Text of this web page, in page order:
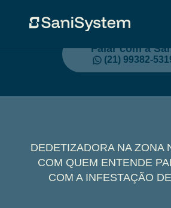
Falar com a
(21) 99382-
DEDETIZADORA NA ZONA
COM QUEM ENTENDE
COM A INFESTAÇÃO